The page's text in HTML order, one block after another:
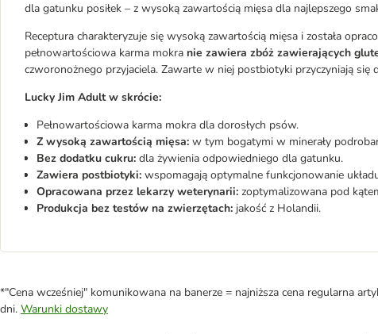
dla gatunku posiłek – z wysoką zawartością mięsa dla najlepszego
Receptura charakteryzuje się wysoką zawartością mięsa i została
pełnowartościowa karma mokra nie zawiera zbóż zawierających
czworonożnego przyjaciela. Zawarte w niej postbiotyki przyczyniają
Lucky Jim Adult w skrócie:
Pełnowartościowa karma mokra dla dorosłych psów.
Z wysoką zawartością mięsa: w tym bogatymi w minerały
Bez dodatku cukru: dla żywienia odpowiedniego dla gatunku.
Zawiera postbiotyki: wspomagają optymalne funkcjonowanie
Opracowana przez lekarzy weterynarii: zoptymalizowana pod
Produkcja bez testów na zwierzętach: jakość z Holandii.
*"Cena wcześniej" komunikowana na banerze = najniższa cena regularna
dni. Warunki dostawy